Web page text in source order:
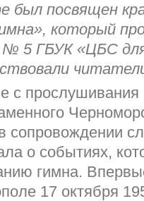
был посвящен
который
№ 5 ГБУК «ЦБС
с прослушивания
сопровождении
о событиях,
гимна.
17 октября